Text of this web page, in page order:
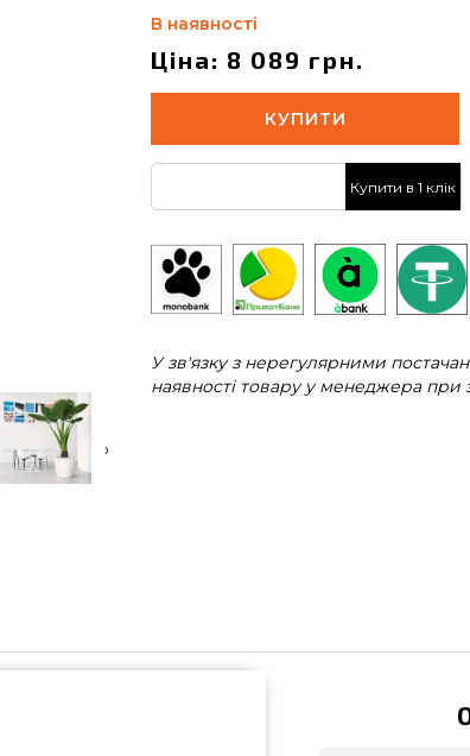
›
В наявності
Ціна: 8 089 грн.
КУПИТИ
Купити в 1 клік
У зв'язку з нерегулярними
наявності товару у менеджера при